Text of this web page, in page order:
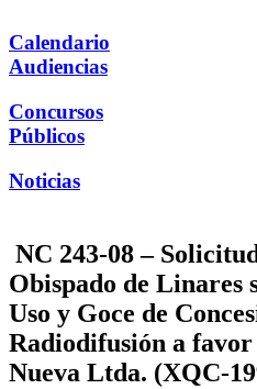
Calendario
Audiencias
Concursos
Públicos
Noticias
NC 243-08 –
Obispado de Linares
Uso y Goce de
Radiodifusión a favor
Nueva Ltda. (XQC-